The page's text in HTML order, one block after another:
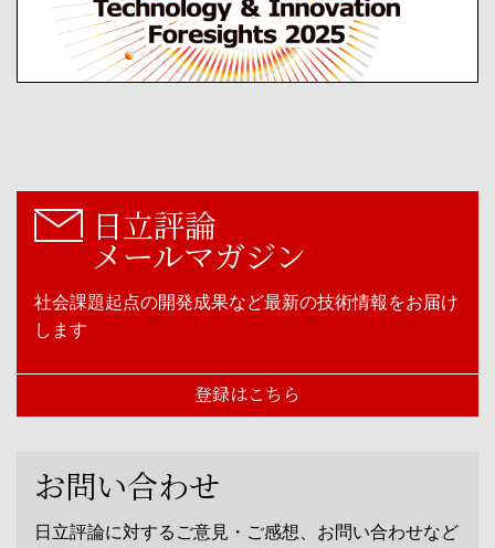
日立評論
メールマガジン
社会課題起点の開発成果など最新の技術情報をお届け
します
登録はこちら
お問い合わせ
日立評論に対するご意見・ご感想、お問い合わせなど